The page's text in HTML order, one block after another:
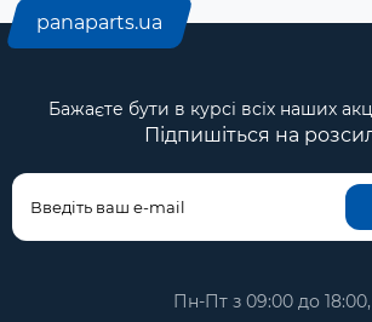
panaparts.ua
Бажаєте бути в курсі всіх наших
Підпишіться на
Пн-Пт з 09:00 до 18:00,